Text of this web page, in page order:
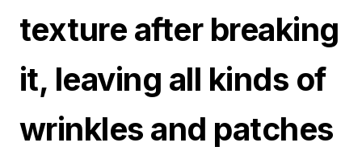
texture after breaking
it, leaving all kinds of
wrinkles and patches